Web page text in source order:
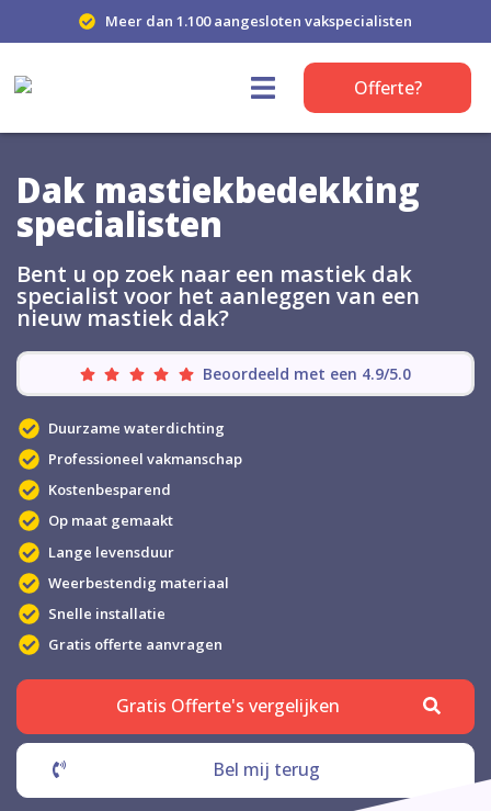
Meer dan 1.100 aangesloten vakspecialisten
Offerte?
Dak mastiekbedekking
specialisten
Bent u op zoek naar een mastiek dak
specialist voor het aanleggen van een
nieuw mastiek dak?
Beoordeeld met een 4.9/5.0
Duurzame waterdichting
Professioneel vakmanschap
Kostenbesparend
Op maat gemaakt
Lange levensduur
Weerbestendig materiaal
Snelle installatie
Gratis offerte aanvragen
Gratis Offerte's vergelijken
Bel mij terug